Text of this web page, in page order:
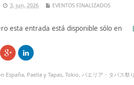
3, jun, 2026 EVENTOS FINALIZADOS
esta entrada está disponible sólo en
España, Paella y Tapas, Tokio, パエリア・タパス祭り